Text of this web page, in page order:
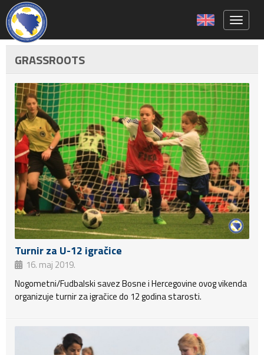
GRASSROOTS
Turnir za U-12 igračice
16. maj 2019.
Nogometni/Fudbalski savez Bosne i Hercegovine ovog vikenda
organizuje turnir za igračice do 12 godina starosti.